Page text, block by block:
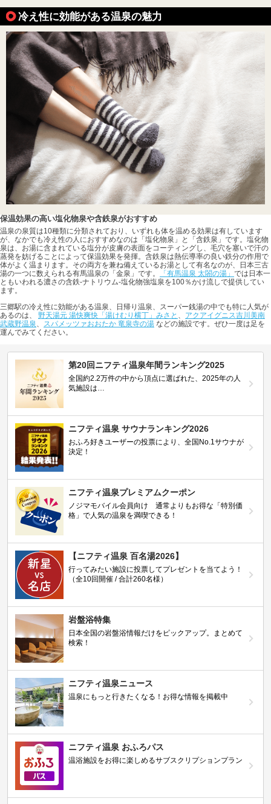
冷え性に効能がある温泉の魅力
保温効果の高い塩化物泉や含鉄泉がおすすめ
温泉の泉質は10種類に分類されており、いずれも体を温める効果は有しています
が、なかでも冷え性の人におすすめなのは「塩化物泉」と「含鉄泉」です。塩化物
泉は、お湯に含まれている塩分が皮膚の表面をコーティングし、毛穴を塞いで汗の
蒸発を妨げることによって保温効果を発揮。含鉄泉は熱伝導率の良い鉄分の作用で
体がよく温まります。その両方を兼ね備えているお湯として有名なのが、日本三古
湯の一つに数えられる有馬温泉の「金泉」です。
「有馬温泉 太閤の湯」 では日本一
ともいわれる濃さの含鉄-ナトリウム-塩化物強塩泉を100％かけ流しで提供してい
ます。
三郷駅の冷え性に効能がある温泉、日帰り温泉、スーパー銭湯の中でも特に人気が
あるのは、 野天湯元 湯快爽快「湯けむり横丁」みさと 、 アクアイグニス吉川美南
武蔵野温泉、 スパメッツァおおたか 竜泉寺の湯 などの施設です。ぜひ一度は足を
運んでみてください。
第20回ニフティ温泉年間ランキング2025
全国約2.2万件の中から頂点に選ばれた、2025年の人
気施設は…
ニフティ温泉 サウナランキング2026
おふろ好きユーザーの投票により、全国No.1サウナが
決定！
ニフティ温泉プレミアムクーポン
ノジマモバイル会員向け 通常よりもお得な「特別価
格」で人気の温泉を満喫できる！
【ニフティ温泉 百名湯2026】
行ってみたい施設に投票してプレゼントを当てよう！
（全10回開催 / 合計260名様）
岩盤浴特集
日本全国の岩盤浴情報だけをピックアップ。まとめて
検索！
ニフティ温泉ニュース
温泉にもっと行きたくなる！お得な情報を掲載中
ニフティ温泉 おふろパス
温浴施設をお得に楽しめるサブスクリプションプラン